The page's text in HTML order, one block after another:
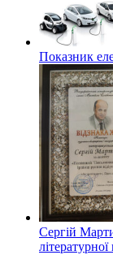
Показник
Сергій